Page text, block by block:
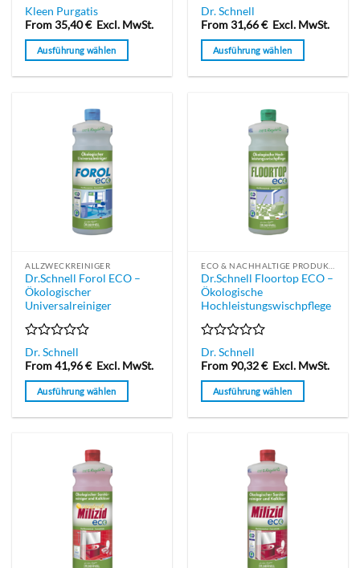
Bewertet
mit
0
von
5
Kleen Purgatis
From35,40€ Excl. MwSt.
Ausführung wählen
Varianten
gewählt
werden
Bewertet
mit
0
von
5
Dr. Schnell
From31,66€ Excl. MwSt.
Ausführung wählen
Varianten
gewählt
werden
ALLZWECKREINIGER
Dr.Schnell Forol ECO –
Ökologischer
Universalreiniger
Bewertet
mit
0
von
5
Dr. Schnell
From41,96€ Excl. MwSt.
Ausführung wählen
Varianten
Dr.Schnell Floortop ECO –
Ökologische
Hochleistungswischpflege
Bewertet
mit
0
von
5
Dr. Schnell
From 90,32€ Excl. MwSt.
Ausführung wählen
Varianten
Optionen